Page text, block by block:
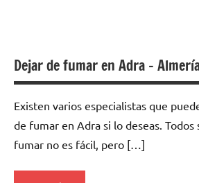
Dejar de fumar en Adra –
Existen varios especialistas quе
dе fumar en Adra ѕi lo deseas. Todos
fumar no es fácil, perο […]